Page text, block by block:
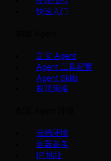
快速入门
定义 Agent
Agent 工具配置
Agent Skills
权限策略
云端环境
容器参考
IP 地址